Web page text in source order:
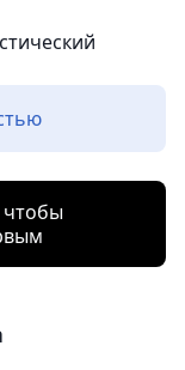
чтобы